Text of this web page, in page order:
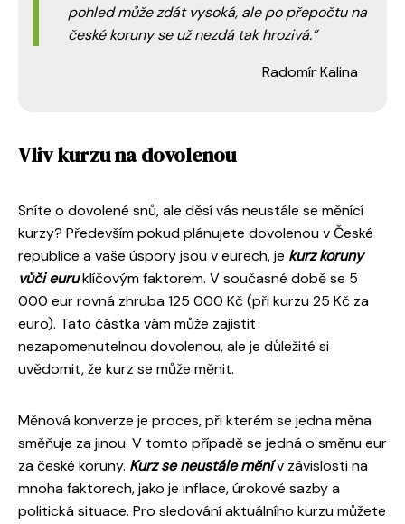
pohled může zdát vysoká, ale po přepočtu na
české koruny se už nezdá tak hrozivá.
Radomír Kalina
Vliv kurzu na dovolenou
Sníte o dovolené snů, ale děsí vás neustále se měnící
kurzy? Především pokud plánujete dovolenou v České
republice a vaše úspory jsou v eurech, je kurz koruny
vůči euruklíčovým faktorem. V současné době se 5
000 eur rovná zhruba 125 000 Kč (při kurzu 25 Kč za
euro). Tato částka vám může zajistit
nezapomenutelnou dovolenou, ale je důležité si
uvědomit, že kurz se může měnit.
Měnová konverze je proces, při kterém se jedna měna
směňuje za jinou. V tomto případě se jedná o směnu eur
za české koruny. Kurz se neustále měnív závislosti na
mnoha faktorech, jako je inflace, úrokové sazby a
politická situace. Pro sledování aktuálního kurzu můžete